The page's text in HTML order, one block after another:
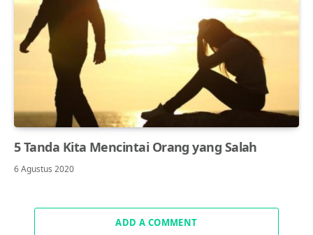
5 Tanda Kita Mencintai Orang yang Salah
6 Agustus 2020
ADD A COMMENT